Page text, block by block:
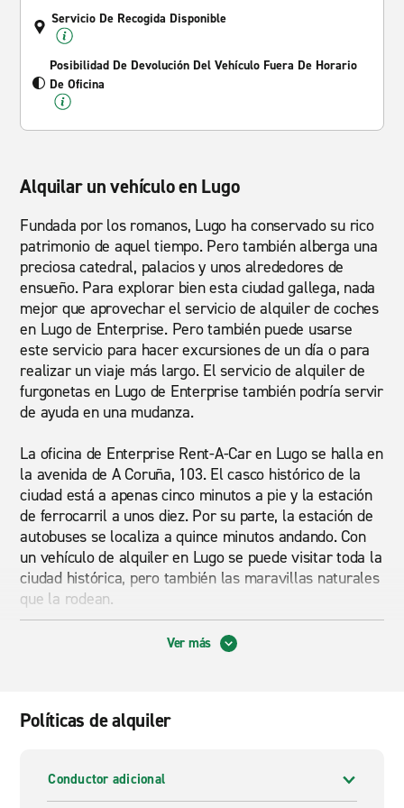
Servicio De Recogida Disponible
Posibilidad De Devolución Del Vehículo Fuera De Horario
De Oficina
Alquilar un vehículo en Lugo
Fundada por los romanos, Lugo ha conservado su rico
patrimonio de aquel tiempo. Pero también alberga una
preciosa catedral, palacios y unos alrededores de
ensueño. Para explorar bien esta ciudad gallega, nada
mejor que aprovechar el servicio de alquiler de coches
en Lugo de Enterprise. Pero también puede usarse
este servicio para hacer excursiones de un día o para
realizar un viaje más largo. El servicio de alquiler de
furgonetas en Lugo de Enterprise también podría servir
de ayuda en una mudanza.
La oficina de Enterprise Rent-A-Car en Lugo se halla en
la avenida de A Coruña, 103. El casco histórico de la
ciudad está a apenas cinco minutos a pie y la estación
de ferrocarril a unos diez. Por su parte, la estación de
autobuses se localiza a quince minutos andando. Con
un vehículo de alquiler en Lugo se puede visitar toda la
ciudad histórica, pero también las maravillas naturales
que la rodean.
¿Por qué alquilar con Enterprise?
cuenta con la mayor flota de vehículos del mundo. Por
cómodamente, pueden alquilar un utilitario. En cambio,
los que vayan a hacer un viaje largo, tienen la
Ver más
Políticas de alquiler
Conductor adicional